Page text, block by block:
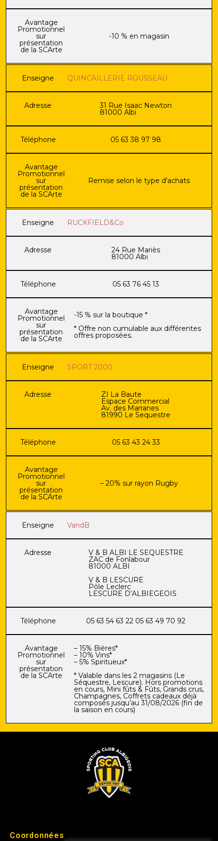
Avantage
Promotionnel
sur
présentation
de la SCArte
-10 % en magasin
Enseigne QUINCAILLERIE ROUSSEAU
Adresse 31 Rue Isaac Newton
81000 Albi
Téléphone 05 63 38 97 98
Avantage
Promotionnel
sur
présentation
de la SCArte
Remise selon le type d’achats
Enseigne RUCKFIELD&Co
Adresse 24 Rue Mariès
81000 Albi
Téléphone 05 63 76 45 13
Avantage
Promotionnel
sur
présentation
de la SCArte
-15 % sur la boutique *
* Offre non cumulable aux différentes
offres proposées.
Enseigne SPORT 2000
Adresse ZI La Baute
Espace Commercial
Av. des Marranes
81990 Le Sequestre
Téléphone 05 63 43 24 33
Avantage
Promotionnel
sur
présentation
de la SCArte
– 20% sur rayon Rugby
Enseigne VandB
Adresse V & B ALBI LE SEQUESTRE
ZAC de Fonlabour
81000 ALBI
V & B LESCURE
Pôle Leclerc
LESCURE D’ALBIEGEOIS
Téléphone 05 63 54 63 22 05 63 49 70 92
Avantage
Promotionnel
sur
présentation
de la SCArte
– 15% Bières*
– 10% Vins*
– 5% Spiritueux*
* Valable dans les 2 magasins (Le
Séquestre, Lescure). Hors promotions
en cours, Mini fûts & Fûts, Grands crus,
Champagnes, Coffrets cadeaux déjà
composés jusqu’au 31/08/2026 (fin de
la saison en cours)
Coordonnées